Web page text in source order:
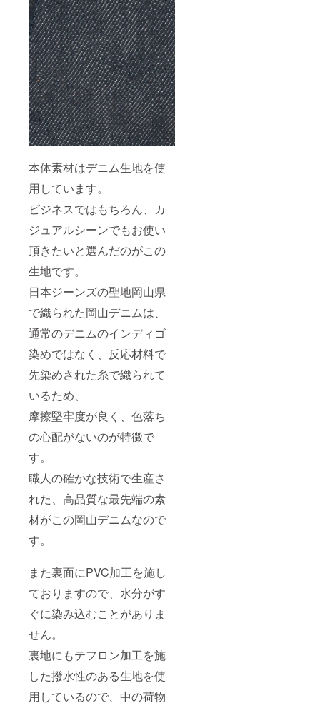
本体素材はデニム生地を使
用しています。
ビジネスではもちろん、カ
ジュアルシーンでもお使い
頂きたいと選んだのがこの
生地です。
日本ジーンズの聖地岡山県
で織られた岡山デニムは、
通常のデニムのインディゴ
染めではなく、反応材料で
先染めされた糸で織られて
いるため、
摩擦堅牢度が良く、色落ち
の心配がないのが特徴で
す。
職人の確かな技術で生産さ
れた、高品質な最先端の素
材がこの岡山デニムなので
す。
また裏面にPVC加工を施し
ておりますので、水分がす
ぐに染み込むことがありま
せん。
裏地にもテフロン加工を施
した撥水性のある生地を使
用しているので、中の荷物